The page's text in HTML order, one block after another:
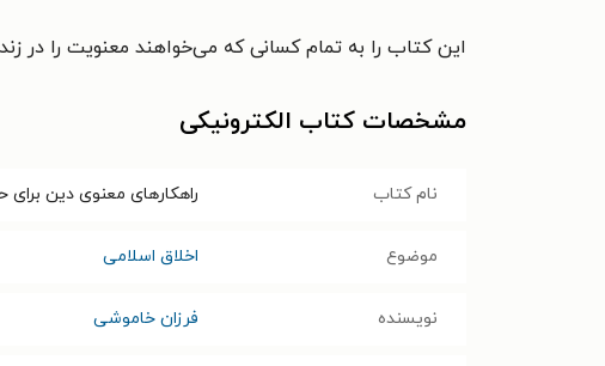
این کتاب را به تمام کسانی که می‌خواهند معنویت را
مشخصات کتاب الکترونیکی
نام کتاب راهکارهای معنوی دین
موضوع اخلاق اسلامی
نویسنده فرزان خاموشی